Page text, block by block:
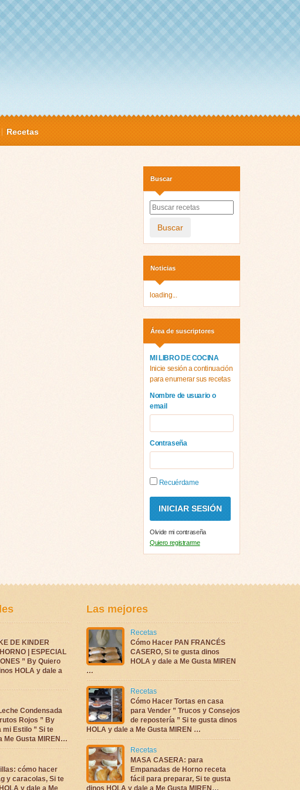
Recetas
Buscar
Buscar
Noticias
loading...
Área de suscriptores
MI LIBRO DE COCINA
Inicie sesión a continuación
para enumerar sus recetas
Nombre de usuario o
email
Contraseña
Recuérdame
Olvide mi contraseña
Quiero registrarme
DE KINDER
| ESPECIAL
” By Quiero
HOLA y dale a
Condensada
Rojos ” By
mi Estilo ” Si te
Me Gusta MIREN…
cómo hacer
y caracolas, Si te
y dale a Me
Las mejores
Recetas
Cómo Hacer PAN FRANCÉS
CASERO, Si te gusta dinos
HOLA y dale a Me Gusta MIREN
…
Recetas
Cómo Hacer Tortas en casa
para Vender ” Trucos y Consejos
de repostería ” Si te gusta dinos
HOLA y dale a Me Gusta MIREN …
Recetas
MASA CASERA: para
Empanadas de Horno receta
fácil para preparar, Si te gusta
dinos HOLA y dale a Me Gusta MIREN…